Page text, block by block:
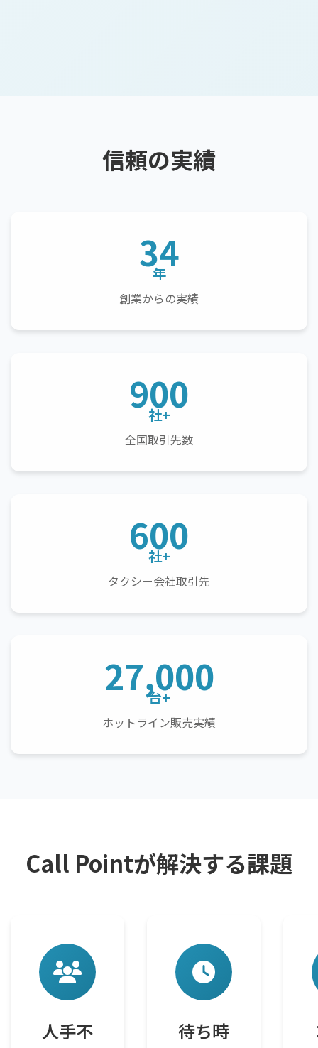
信頼の実績
34
年
創業からの実績
900
社+
全国取引先数
600
社+
タクシー会社取引先
27,000
台+
ホットライン販売実績
Call Pointが解決する課題
人手不
待ち時